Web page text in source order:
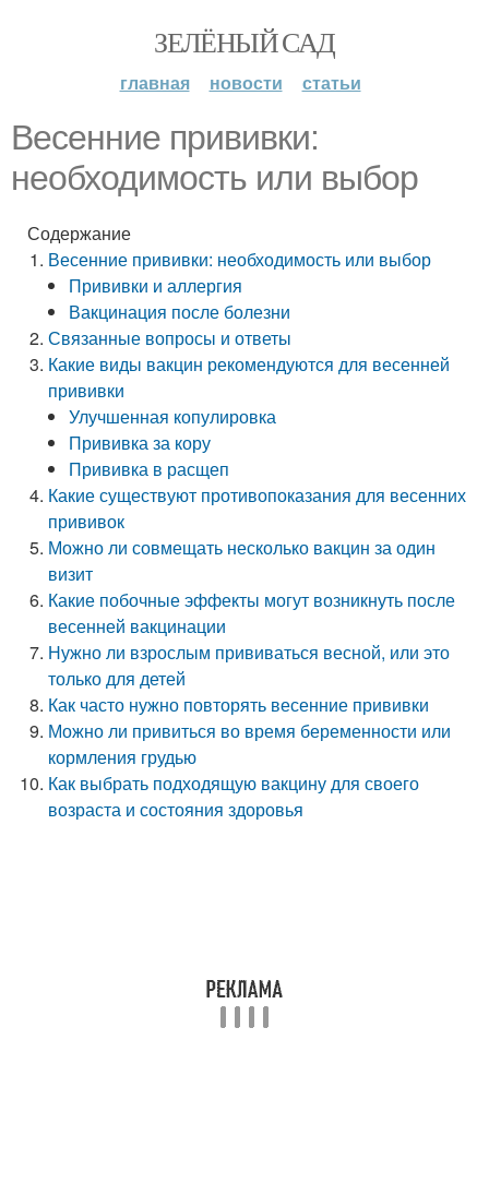
ЗЕЛЁНЫЙ САД
главная новости статьи
Весенние прививки:
необходимость или выбор
Содержание
Весенние прививки: необходимость или выбор
Прививки и аллергия
Вакцинация после болезни
Связанные вопросы и ответы
Какие виды вакцин рекомендуются для весенней
прививки
Улучшенная копулировка
Прививка за кору
Прививка в расщеп
Какие существуют противопоказания для весенних
прививок
Можно ли совмещать несколько вакцин за один
визит
Какие побочные эффекты могут возникнуть после
весенней вакцинации
Нужно ли взрослым прививаться весной, или это
только для детей
Как часто нужно повторять весенние прививки
Можно ли привиться во время беременности или
кормления грудью
Как выбрать подходящую вакцину для своего
возраста и состояния здоровья